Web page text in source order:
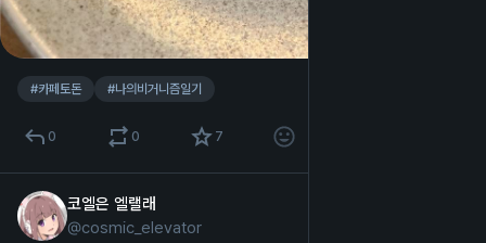
#카페토돈 #나의비거니즘일기
0 0 7
코엘은 엘랠래
@cosmic_elevator